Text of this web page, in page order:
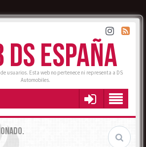
DS ESPAÑA
usuarios. Esta web no pertenece ni representa a DS
Automobiles.